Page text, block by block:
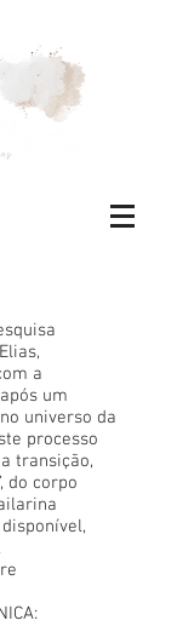
a
um
universo da
processo
transição,
do corpo